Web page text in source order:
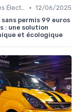
Véhicules Électriques sans Permis • 12/06/2025
permis 99 euros
: une solution
et écologique